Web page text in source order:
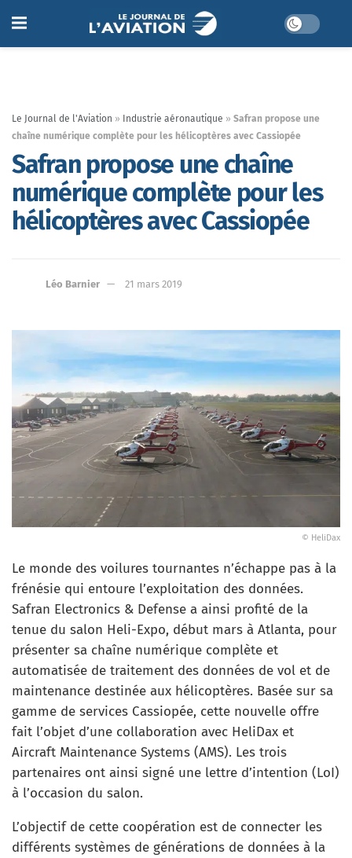
Le Journal de l'Aviation » Industrie aéronautique » Safran propose une
chaîne numérique complète pour les hélicoptères avec Cassiopée
Safran propose une chaîne
numérique complète pour les
hélicoptères avec Cassiopée
Léo Barnier 21 mars 2019
© HeliDax
Le monde des voilures tournantes n’échappe pas à la
frénésie qui entoure l’exploitation des données.
Safran Electronics & Defense a ainsi profité de la
tenue du salon Heli-Expo, début mars à Atlanta, pour
présenter sa chaîne numérique complète et
automatisée de traitement des données de vol et de
maintenance destinée aux hélicoptères. Basée sur sa
gamme de services Cassiopée, cette nouvelle offre
fait l’objet d’une collaboration avec HeliDax et
Aircraft Maintenance Systems (AMS). Les trois
partenaires ont ainsi signé une lettre d’intention (LoI)
à l’occasion du salon.
L’objectif de cette coopération est de connecter les
différents systèmes de générations de données à la